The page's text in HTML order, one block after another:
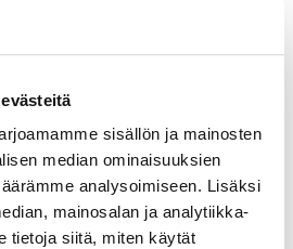
sisällön ja mainosten
median ominaisuuksien
analysoimiseen. Lisäksi
mainosalan ja analytiikka-
tietoja siitä, miten käytät
tukee myös
joulukuuta 2021
on asetettu
kestävien liikkumismuotojen
Nopeusrajoitusten
kaupunkilaisia jalankulkuun
paranee ja